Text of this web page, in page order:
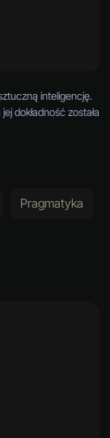
inteligencję.
dokładność została
Pragmatyka